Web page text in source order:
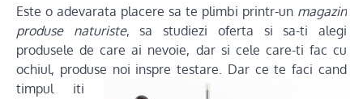
Este o adevarata placere sa te plimbi printr-un magazin
produse naturiste, sa studiezi oferta si sa-ti alegi
produsele de care ai nevoie, dar si cele care-ti fac cu
ochiul, produse noi inspretestare. Dar ce te faci cand
timpul iti